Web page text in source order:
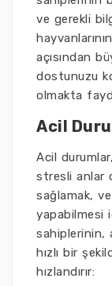
ve gerekli
açısından
dostunuzu
olmakta
Acil
Acil
stresli anlar
sağlamak,
yapabilmesi
sahiplerinin,
hızlı bir
hızlandırır: